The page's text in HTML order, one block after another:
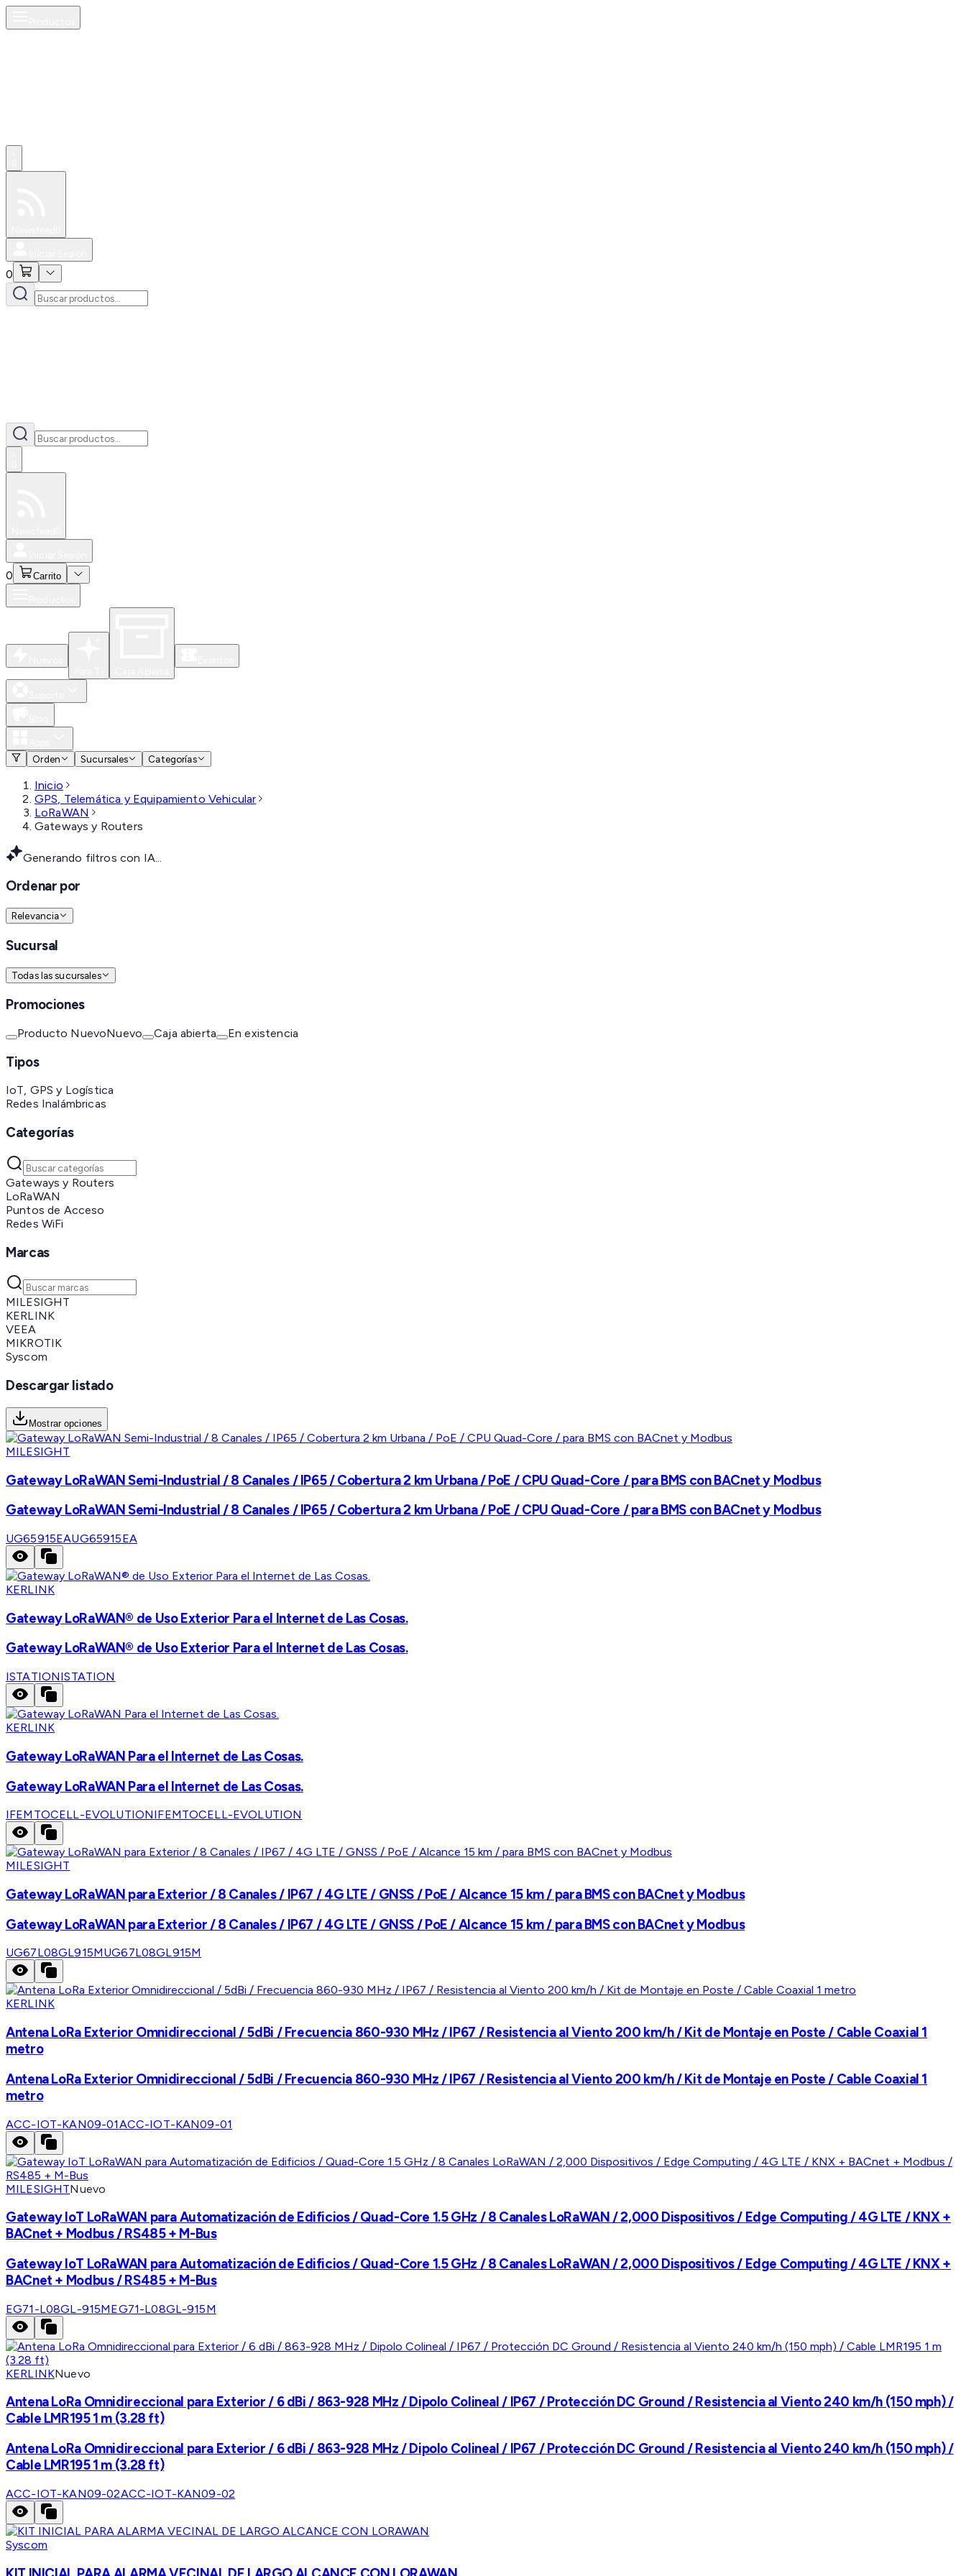
0
0 Carrito
Orden
Sucursales Categorías
Inicio
GPS, Telemática y Equipamiento Vehicular
LoRaWAN
Gateways y Routers
Generando filtros con IA...
Ordenar por
Relevancia
Sucursal
Todas las sucursales
Promociones
Producto NuevoNuevo Caja abierta En existencia
Tipos
IoT, GPS y Logística
Redes Inalámbricas
Categorías
Gateways y Routers
LoRaWAN
Puntos de Acceso
Redes WiFi
Marcas
MILESIGHT
KERLINK
VEEA
MIKROTIK
Syscom
Descargar listado
Mostrar opciones
MILESIGHT
Gateway LoRaWAN Semi-Industrial / 8 Canales / IP65 / Cobertura 2 km Urbana / PoE / CPU Quad-Core / para BMS con BACnet y Modbus
Gateway LoRaWAN Semi-Industrial / 8 Canales / IP65 / Cobertura 2 km Urbana / PoE / CPU Quad-Core / para BMS con BACnet y Modbus
UG65915EAUG65915EA
KERLINK
Gateway LoRaWAN® de Uso Exterior Para el Internet de Las Cosas.
Gateway LoRaWAN® de Uso Exterior Para el Internet de Las Cosas.
ISTATIONISTATION
KERLINK
Gateway LoRaWAN Para el Internet de Las Cosas.
Gateway LoRaWAN Para el Internet de Las Cosas.
IFEMTOCELL-EVOLUTIONIFEMTOCELL-EVOLUTION
MILESIGHT
Gateway LoRaWAN para Exterior / 8 Canales / IP67 / 4G LTE / GNSS / PoE / Alcance 15 km / para BMS con BACnet y Modbus
Gateway LoRaWAN para Exterior / 8 Canales / IP67 / 4G LTE / GNSS / PoE / Alcance 15 km / para BMS con BACnet y Modbus
UG67L08GL915MUG67L08GL915M
KERLINK
Antena LoRa Exterior Omnidireccional / 5dBi / Frecuencia 860-930 MHz / IP67 / Resistencia al Viento 200 km/h / Kit de Montaje en Poste / Cable Coaxial 1
metro
Antena LoRa Exterior Omnidireccional / 5dBi / Frecuencia 860-930 MHz / IP67 / Resistencia al Viento 200 km/h / Kit de Montaje en Poste / Cable Coaxial 1
metro
ACC-IOT-KAN09-01ACC-IOT-KAN09-01
MILESIGHTNuevo
Gateway IoT LoRaWAN para Automatización de Edificios / Quad-Core 1.5 GHz / 8 Canales LoRaWAN / 2,000 Dispositivos / Edge Computing / 4G LTE / KNX +
BACnet + Modbus / RS485 + M-Bus
Gateway IoT LoRaWAN para Automatización de Edificios / Quad-Core 1.5 GHz / 8 Canales LoRaWAN / 2,000 Dispositivos / Edge Computing / 4G LTE / KNX +
BACnet + Modbus / RS485 + M-Bus
EG71-L08GL-915MEG71-L08GL-915M
KERLINKNuevo
Antena LoRa Omnidireccional para Exterior / 6 dBi / 863-928 MHz / Dipolo Colineal / IP67 / Protección DC Ground / Resistencia al Viento 240 km/h (150 mph) /
Cable LMR195 1 m (3.28 ft)
Antena LoRa Omnidireccional para Exterior / 6 dBi / 863-928 MHz / Dipolo Colineal / IP67 / Protección DC Ground / Resistencia al Viento 240 km/h (150 mph) /
Cable LMR195 1 m (3.28 ft)
ACC-IOT-KAN09-02ACC-IOT-KAN09-02
Syscom